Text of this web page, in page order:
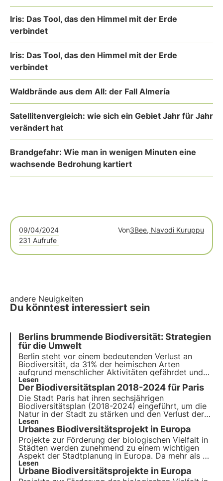
Iris: Das Tool, das den Himmel mit der Erde
verbindet
Iris: Das Tool, das den Himmel mit der Erde
verbindet
Waldbrände aus dem All: der Fall Almería
Satellitenvergleich: wie sich ein Gebiet Jahr für Jahr
verändert hat
Brandgefahr: Wie man in wenigen Minuten eine
wachsende Bedrohung kartiert
09/04/2024 Von3Bee, Navodi Kuruppu
231 Aufrufe
andere Neuigkeiten
Du könntest interessiert sein
Berlins brummende Biodiversität: Strategien
für die Umwelt
Berlin steht vor einem bedeutenden Verlust an
Biodiversität, da 31% der heimischen Arten
aufgrund menschlicher Aktivitäten gefährdet und
13%bereits ausgestorben sind. Um die
Biodiversität zu fördernund einegrüne Metropole
zu schaffen, werdengrüne Strategienentwickelt.
Lesen
Der Biodiversitätsplan 2018-2024 für Paris
Die Stadt Paris hat ihren sechsjährigen
Biodiversitätsplan (2018-2024) eingeführt, um die
Natur in der Stadt zu stärken und den Verlust der
Biodiversität einzudämmen. Die verschiedenen
Maßnahmen, die im Rahmen des
Biodiversitätsplans umgesetzt werden, werden in
diesem Artikel vorgestellt.
Lesen
Urbanes Biodiversitätsprojekt in Europa
Projekte zur Förderung der biologischen Vielfalt in
Städten werden zunehmend zu einem wichtigen
Aspekt der Stadtplanung in Europa. Da mehr als 70
% der weltweiten Kohlenstoffemissionen auf die
Städte entfallen, ist es unerlässlich geworden,
Lesen
Urbane Biodiversitätsprojekte in Europa